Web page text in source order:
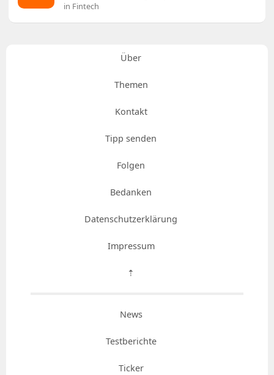
in Fintech
Über
Themen
Kontakt
Tipp senden
Folgen
Bedanken
Datenschutzerklärung
Impressum
⇡
News
Testberichte
Ticker